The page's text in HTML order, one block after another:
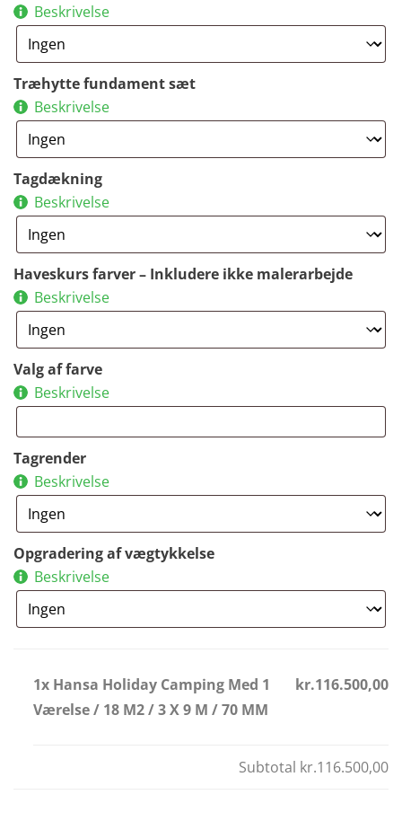
Beskrivelse
Træhytte fundament sæt
Beskrivelse
Tagdækning
Beskrivelse
Haveskurs farver – Inkludere ikke malerarbejde
Beskrivelse
Valg af farve
Beskrivelse
Tagrender
Beskrivelse
Opgradering af vægtykkelse
Beskrivelse
1x Hansa Holiday Camping Med 1
Værelse / 18 M2 / 3 X 9 M / 70 MM
kr.116.500,00
Subtotal kr.116.500,00